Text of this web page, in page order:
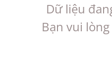
Dữ liệu
Bạn vui